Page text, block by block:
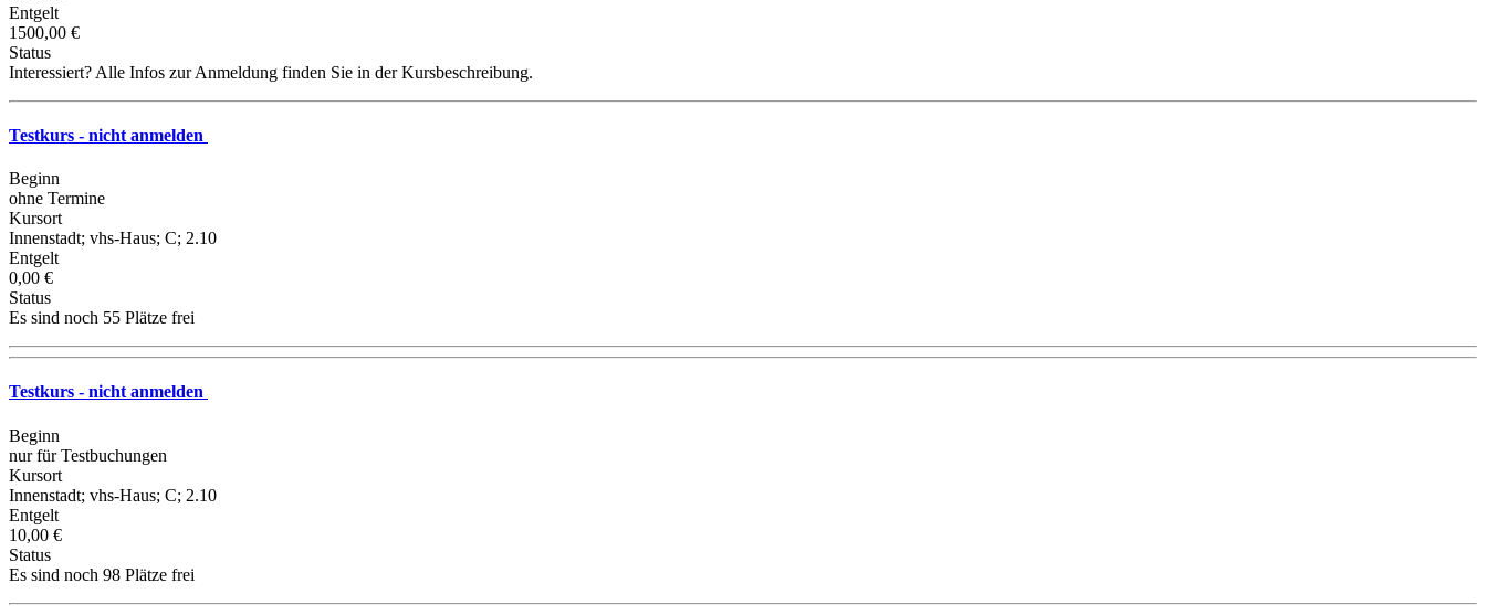
Entgelt
1500,00 €
Status
Interessiert? Alle Infos zur Anmeldung finden Sie in der Kursbeschreibung.
Testkurs - nicht anmelden
Beginn
ohne Termine
Kursort
Innenstadt; vhs-Haus; C; 2.10
Entgelt
0,00 €
Status
Es sind noch 55 Plätze frei
Testkurs - nicht anmelden
Beginn
nur für Testbuchungen
Kursort
Innenstadt; vhs-Haus; C; 2.10
Entgelt
10,00 €
Status
Es sind noch 98 Plätze frei